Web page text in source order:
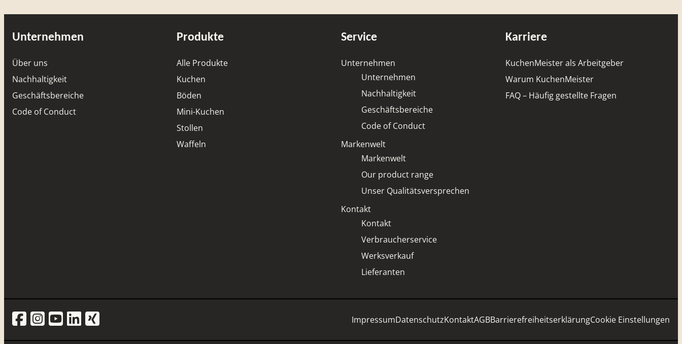
Unternehmen
Über uns
Nachhaltigkeit
Geschäftsbereiche
Code of Conduct
Produkte
Alle Produkte
Kuchen
Böden
Mini-Kuchen
Stollen
Waffeln
Service
Unternehmen
Unternehmen
Nachhaltigkeit
Geschäftsbereiche
Code of Conduct
Markenwelt
Markenwelt
Our product range
Unser Qualitätsversprechen
Kontakt
Kontakt
Verbraucherservice
Werksverkauf
Lieferanten
Karriere
KuchenMeister als Arbeitgeber
Warum KuchenMeister
FAQ – Häufig gestellte Fragen
ImpressumDatenschutzKontaktAGBBarrierefreiheitserklärungCookie Einstellungen